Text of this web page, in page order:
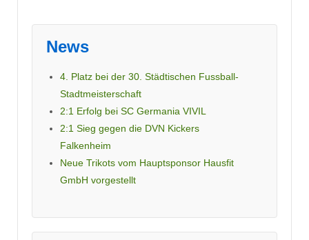
News
4. Platz bei der 30. Städtischen Fussball-
Stadtmeisterschaft
2:1 Erfolg bei SC Germania VIVIL
2:1 Sieg gegen die DVN Kickers
Falkenheim
Neue Trikots vom Hauptsponsor Hausfit
GmbH vorgestellt